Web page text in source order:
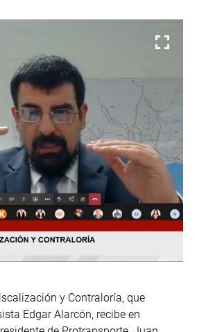
y Contraloría, que
Edgar Alarcón, recibe en